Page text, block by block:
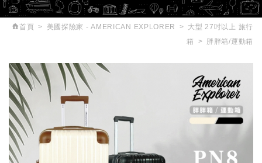
首頁 美國探險家 - AMERICAN EXPLORER
大型 27吋以上 旅行
箱
胖胖箱/運動箱
追蹤清單